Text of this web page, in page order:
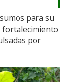
para su
fortalecimiento
por